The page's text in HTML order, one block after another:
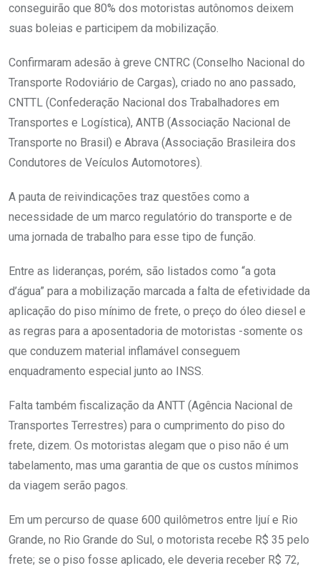
conseguirão que 80% dos motoristas autônomos deixem
suas boleias e participem da mobilização.
Confirmaram adesão à greve CNTRC (Conselho Nacional do
Transporte Rodoviário de Cargas), criado no ano passado,
CNTTL (Confederação Nacional dos Trabalhadores em
Transportes e Logística), ANTB (Associação Nacional de
Transporte no Brasil) e Abrava (Associação Brasileira dos
Condutores de Veículos Automotores).
A pauta de reivindicações traz questões como a
necessidade de um marco regulatório do transporte e de
uma jornada de trabalho para esse tipo de função.
Entre as lideranças, porém, são listados como “a gota
d’água” para a mobilização marcada a falta de efetividade da
aplicação do piso mínimo de frete, o preço do óleo diesel e
as regras para a aposentadoria de motoristas -somente os
que conduzem material inflamável conseguem
enquadramento especial junto ao INSS.
Falta também fiscalização da ANTT (Agência Nacional de
Transportes Terrestres) para o cumprimento do piso do
frete, dizem. Os motoristas alegam que o piso não é um
tabelamento, mas uma garantia de que os custos mínimos
da viagem serão pagos.
Em um percurso de quase 600 quilômetros entre Ijuí e Rio
Grande, no Rio Grande do Sul, o motorista recebe R$ 35 pelo
frete; se o piso fosse aplicado, ele deveria receber R$ 72,